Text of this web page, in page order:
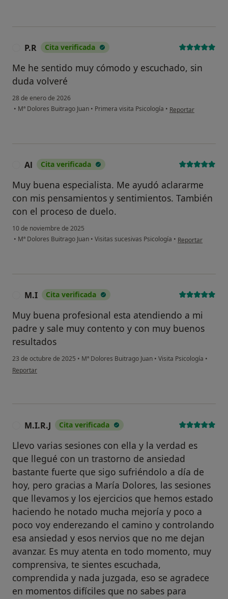
P.R Cita verificada
Me he sentido muy cómodo y escuchado, sin
duda volveré
28 de enero de 2026
• Mª Dolores Buitrago Juan • Primera visita Psicología • en opinión del
Reportar
Al Cita verificada
Muy buena especialista. Me ayudó aclararme
con mis pensamientos y sentimientos. También
con el proceso de duelo.
10 de noviembre de 2025
• Mª Dolores Buitrago Juan • Visitas sucesivas Psicología • en opinión del
Reportar
M.I Cita verificada
Muy buena profesional esta atendiendo a mi
padre y sale muy contento y con muy buenos
resultados
23 de octubre de 2025 • Mª Dolores Buitrago Juan • Visita Psicología •
en opinión del usuario M.I
Reportar
M.I.R.J Cita verificada
Llevo varias sesiones con ella y la verdad es
que llegué con un trastorno de ansiedad
bastante fuerte que sigo sufriéndolo a día de
hoy, pero gracias a María Dolores, las sesiones
que llevamos y los ejercicios que hemos estado
haciendo he notado mucha mejoría y poco a
poco voy enderezando el camino y controlando
esa ansiedad y esos nervios que no me dejan
avanzar. Es muy atenta en todo momento, muy
comprensiva, te sientes escuchada,
comprendida y nada juzgada, eso se agradece
en momentos difíciles que no sabes para